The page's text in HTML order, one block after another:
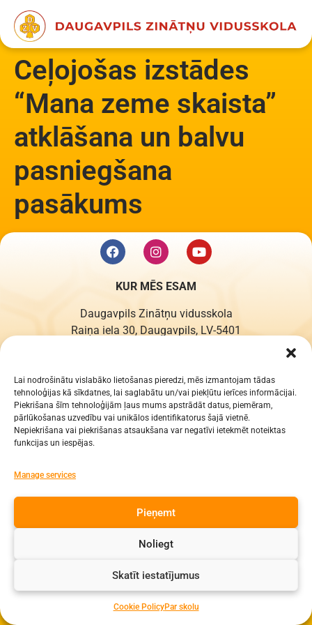
Lai nodrošinātu vislabāko lietošanas pieredzi, mēs izmantojam tādas
tehnoloģijas kā sīkdatnes, lai saglabātu un/vai piekļūtu ierīces informācijai.
Piekrišana šīm tehnoloģijām ļaus mums apstrādāt datus, piemēram,
pārlūkošanas uzvedību vai unikālos identifikatorus šajā vietnē.
Nepiekrišana vai piekrišanas atsaukšana var negatīvi ietekmēt noteiktas
funkcijas un iespējas.
Manage services
Pieņemt
Noliegt
Skatīt iestatījumus
Cookie PolicyPar skolu
content
Ceļojošas izstādes
“Mana zeme skaista”
atklāšana un balvu
pasniegšana
pasākums
KUR MĒS ESAM
Daugavpils Zinātņu vidusskola
Raiņa iela 30, Daugavpils, LV-5401
KONTAKTI
e-pasts: dzv@daugavpils.edu.lv
Visas tiesības aizsargātas